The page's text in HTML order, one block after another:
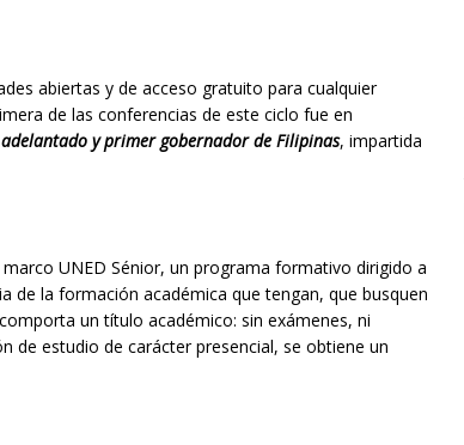
abiertas y de acceso gratuito para cualquier
de las conferencias de este ciclo fue en
adelantado y primer gobernador de Filipinas, impartida
UNED Sénior, un programa formativo dirigido a
de la formación académica que tengan, que busquen
un título académico: sin exámenes, ni
de estudio de carácter presencial, se obtiene un